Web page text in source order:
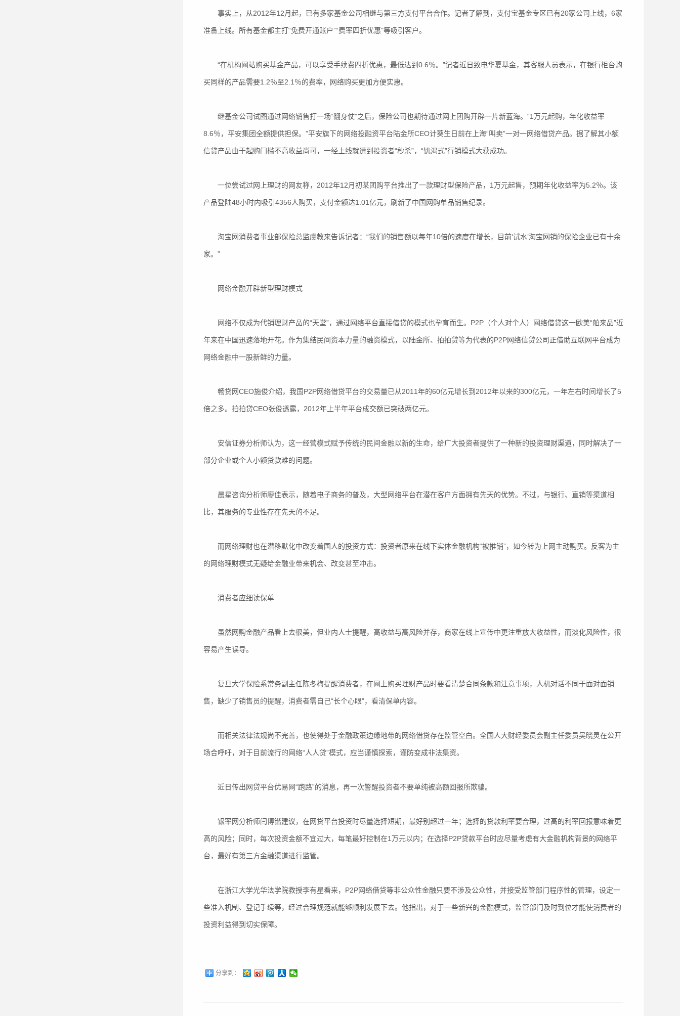
事实上，从2012年12月起，已有多家基金公司相继与第三方支付平台合作。记者了解到，支付宝基金专区已有20家公司上线，6家
准备上线。所有基金都主打“免费开通账户”“费率四折优惠”等吸引客户。
“在机构网站购买基金产品，可以享受手续费四折优惠，最低达到0.6％。”记者近日致电华夏基金，其客服人员表示，在银行柜台购
买同样的产品需要1.2％至2.1％的费率，网络购买更加方便实惠。
继基金公司试图通过网络销售打一场“翻身仗”之后，保险公司也期待通过网上团购开辟一片新蓝海。“1万元起购，年化收益率
8.6％，平安集团全额提供担保。”平安旗下的网络投融资平台陆金所CEO计葵生日前在上海“叫卖”一对一网络借贷产品。据了解其小额
信贷产品由于起购门槛不高收益尚可，一经上线就遭到投资者“秒杀”，“饥渴式”行销模式大获成功。
一位尝试过网上理财的网友称，2012年12月初某团购平台推出了一款理财型保险产品，1万元起售，预期年化收益率为5.2％。该
产品登陆48小时内吸引4356人购买，支付金额达1.01亿元，刷新了中国网购单品销售纪录。
淘宝网消费者事业部保险总监虞教来告诉记者：“我们的销售额以每年10倍的速度在增长，目前‘试水’淘宝网销的保险企业已有十余
家。”
网络金融开辟新型理财模式
网络不仅成为代销理财产品的“天堂”，通过网络平台直接借贷的模式也孕育而生。P2P（个人对个人）网络借贷这一欧美“舶来品”近
年来在中国迅速落地开花。作为集结民间资本力量的融资模式，以陆金所、拍拍贷等为代表的P2P网络信贷公司正借助互联网平台成为
网络金融中一股新鲜的力量。
畅贷网CEO施俊介绍，我国P2P网络借贷平台的交易量已从2011年的60亿元增长到2012年以来的300亿元，一年左右时间增长了5
倍之多。拍拍贷CEO张俊透露，2012年上半年平台成交额已突破两亿元。
安信证券分析师认为，这一经营模式赋予传统的民间金融以新的生命，给广大投资者提供了一种新的投资理财渠道，同时解决了一
部分企业或个人小额贷款难的问题。
晨星咨询分析师廖佳表示，随着电子商务的普及，大型网络平台在潜在客户方面拥有先天的优势。不过，与银行、直销等渠道相
比，其服务的专业性存在先天的不足。
而网络理财也在潜移默化中改变着国人的投资方式：投资者原来在线下实体金融机构“被推销”，如今转为上网主动购买。反客为主
的网络理财模式无疑给金融业带来机会、改变甚至冲击。
消费者应细读保单
虽然网购金融产品看上去很美，但业内人士提醒，高收益与高风险并存，商家在线上宣传中更注重放大收益性，而淡化风险性，很
容易产生误导。
复旦大学保险系常务副主任陈冬梅提醒消费者，在网上购买理财产品时要看清楚合同条款和注意事项，人机对话不同于面对面销
售，缺少了销售员的提醒，消费者需自己“长个心眼”，看清保单内容。
而相关法律法规尚不完善，也使得处于金融政策边缘地带的网络借贷存在监管空白。全国人大财经委员会副主任委员吴晓灵在公开
场合呼吁，对于目前流行的网络“人人贷”模式，应当谨慎探索，谨防变成非法集资。
近日传出网贷平台优易网“跑路”的消息，再一次警醒投资者不要单纯被高额回报所欺骗。
银率网分析师闫博锴建议，在网贷平台投资时尽量选择短期，最好别超过一年；选择的贷款利率要合理，过高的利率回报意味着更
高的风险；同时，每次投资金额不宜过大，每笔最好控制在1万元以内；在选择P2P贷款平台时应尽量考虑有大金融机构背景的网络平
台，最好有第三方金融渠道进行监管。
在浙江大学光华法学院教授李有星看来，P2P网络借贷等非公众性金融只要不涉及公众性，并接受监管部门程序性的管理，设定一
些准入机制、登记手续等，经过合理规范就能够顺利发展下去。他指出，对于一些新兴的金融模式，监管部门及时到位才能使消费者的
投资利益得到切实保障。
分享到：